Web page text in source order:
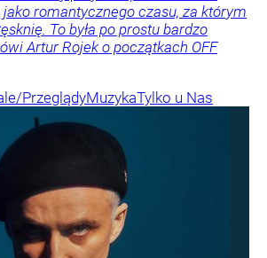
romantycznego czasu, za którym
To była po prostu bardzo
Artur Rojek o początkach OFF
PrzeglądyMuzykaTylko u Nas